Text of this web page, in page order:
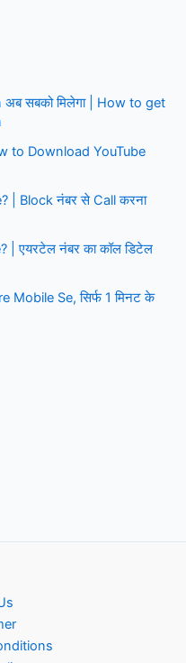
सबको मिलेगा | How to get
to Download YouTube
| Block नंबर से Call करना
| एयरटेल नंबर का कॉल डिटेल
Mobile Se, सिर्फ 1 मिनट के